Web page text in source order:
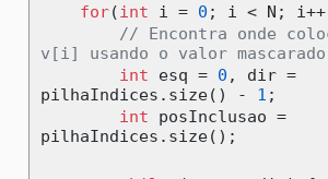
for(int i = 0 ; i < N ; i
// Encontra onde
v[i] usando o valor
int esq = 0 , dir =
pilhaIndices . size() - 1 ;
int posInclusao =
pilhaIndices . size();